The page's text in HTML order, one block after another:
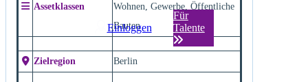
Einloggen
Für
Talente
Assetklassen
Wohnen, Gewerbe, Öffentliche
Bauten
Zielregion Berlin